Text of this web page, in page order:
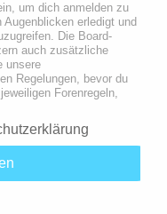
um dich anmelden zu
erledigt und
Die Board-
auch zusätzliche
unsere
Regelungen, bevor du
Forenregeln,